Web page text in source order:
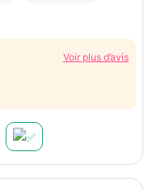
Voir plus d’avis